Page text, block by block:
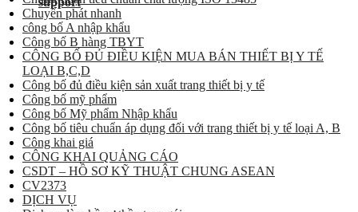
Chuyển phát nhanh
công bố A nhập khẩu
Công bố B hàng TBYT
CÔNG BỐ ĐỦ ĐIỀU KIỆN MUA BÁN THIẾT BỊ Y TẾ
LOẠI B,C,D
Công bố đủ điều kiện sản xuất trang thiết bị y tế
Công bố mỹ phẩm
Công bố Mỹ phẩm Nhập khẩu
Công bố tiêu chuẩn áp dụng đối với trang thiết bị y tế loại A, B
Công khai giá
CÔNG KHAI QUẢNG CÁO
CSDT – HỒ SƠ KỸ THUẬT CHUNG ASEAN
CV2373
DỊCH VỤ